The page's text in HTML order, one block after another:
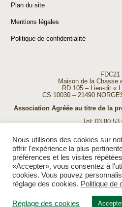
Plan du site
Mentions légales
Politique de confidentialité
FDC21
Maison de la Chasse
RD 105 – Lieu-dit «
CS 10030 – 21490
Association Agréée au titre de la
Tel: 03 80 53
E-mail:
Ouverture de la
du lundi au
et de 13h30 à
Nous utilisons des cookies sur
offrir l'expérience la plus
préférences et les visites
«Accepter», vous consentez à
cookies. Vous pouvez
réglage des cookies. Politique de
Réglage des cookies